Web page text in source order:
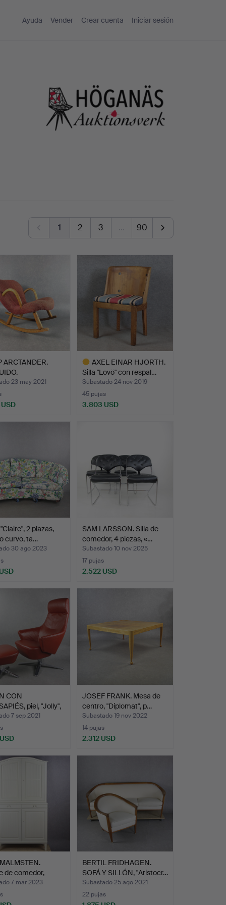
Ayuda Vender Crear cuenta Iniciar sesión
1 2 3 … 90
ARCTANDER.
23 may 2021
AXEL EINAR HJORTH.
Silla "Lovö" con respal…
Subastado 24 nov 2019
45 pujas
3.803 USD
2 plazas,
curvo, ta…
30 ago 2023
SAM LARSSON. Silla de
comedor, 4 piezas, «…
Subastado 10 nov 2025
17 pujas
2.522 USD
CON
piel, "Jolly",
7 sep 2021
JOSEF FRANK. Mesa de
centro, "Diplomat", p…
Subastado 19 nov 2022
14 pujas
2.312 USD
de comedor,
7 mar 2023
BERTIL FRIDHAGEN.
SOFÁ Y SILLÓN, "Aristocr…
Subastado 25 ago 2021
22 pujas